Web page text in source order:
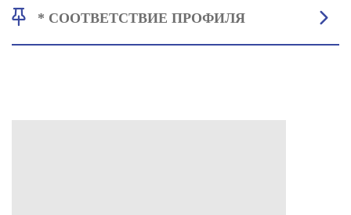
Русский язык: 42
* СООТВЕТСТВИЕ ПРОФИЛЯ
39.00.00 Социальная педагогика; 31.00.00 Клиническая медицина